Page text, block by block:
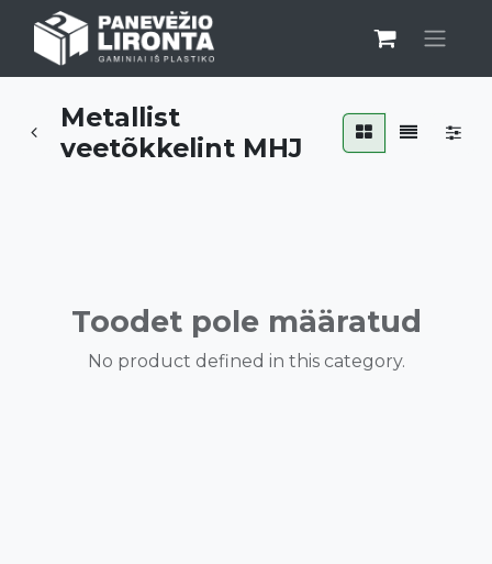
Metallist
veetõkkelint MHJ
Toodet pole määratud
No product defined in this category.